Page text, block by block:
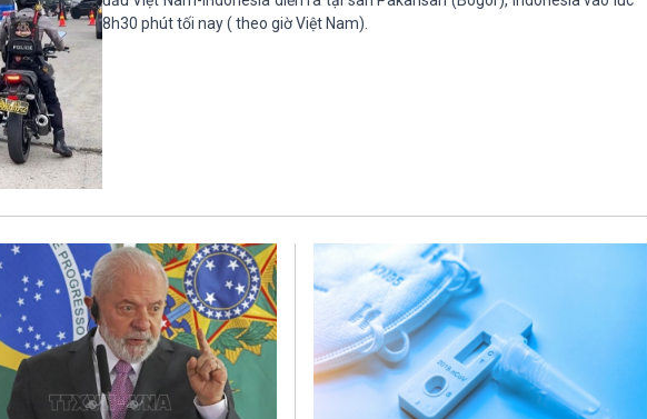
Văn hoá & Du lịch
Chát với người nổi tiếng
Câu chuyện Thể thao
Multimedia
8h30 phút tối nay ( theo giờ Việt Nam).